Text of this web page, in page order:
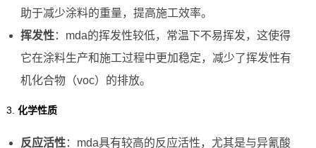
助于减少涂料的重量，提高施工效率。
挥发性：mda的挥发性较低，常温下不易挥发，这使得
它在涂料生产和施工过程中更加稳定，减少了挥发性有
机化合物（voc）的排放。
3. 化学性质
反应活性：mda具有较高的反应活性，尤其是与异氰酸